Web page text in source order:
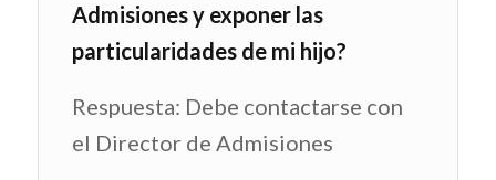
Admisiones y exponer las
particularidades de mi hijo?
Respuesta: Debe contactarse con
el Director de Admisiones